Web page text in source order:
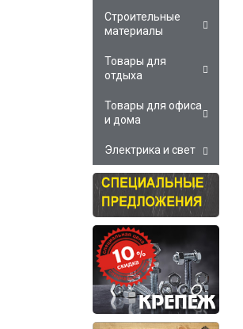
Строительные
материалы
Товары для
отдыха
Товары для офиса
и дома
Электрика и свет